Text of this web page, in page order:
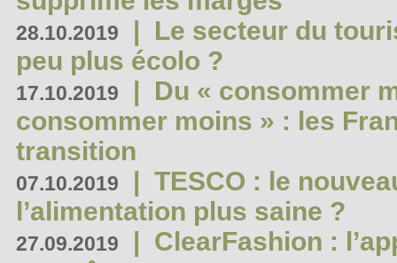
28.10.2019 | Le secteur du
peu plus écolo ?
17.10.2019 | Du « consommer
consommer moins » : les
transition
07.10.2019 | TESCO : le
l’alimentation plus saine ?
27.09.2019 | ClearFashion :